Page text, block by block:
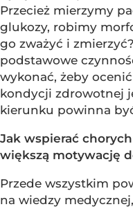
Przecież mierzymy
glukozy, robimy
go zważyć i
podstawowe
wykonać, żeby
kondycji zdrowotnej
kierunku powinna
Jak wspierać
większą motywację
Przede wszystkim
na wiedzy